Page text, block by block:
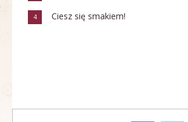
4 Ciesz się smakiem!